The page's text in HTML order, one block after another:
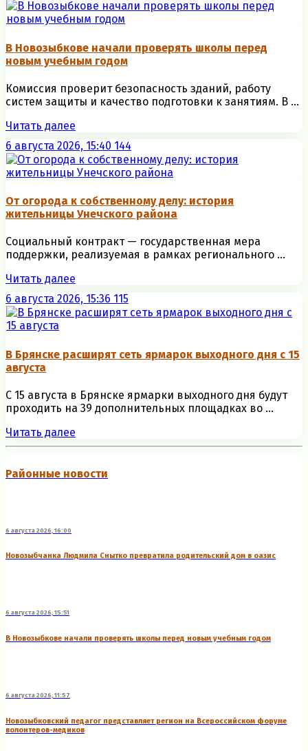
В Новозыбкове начали проверять школы перед
новым учебным годом
Комиссия проверит безопасность зданий, работу
систем защиты и качество подготовки к занятиям. В ...
Читать далее
6 августа 2026, 15:40 144
От огорода к собственному делу: история
жительницы Унечского района
Социальный контракт — государственная мера
поддержки, реализуемая в рамках регионального ...
Читать далее
6 августа 2026, 15:36 115
В Брянске расширят сеть ярмарок выходного дня с 15
августа
С 15 августа в Брянске ярмарки выходного дня будут
проходить на 39 дополнительных площадках во ...
Читать далее
Районные новости
6 августа 2026, 16:00
Новозыбчанка Людмила Снытко превратила родительский дом в оазис
6 августа 2026, 15:51
В Новозыбкове начали проверять школы перед новым учебным годом
6 августа 2026, 11:57
Новозыбковский педагог представляет регион на Всероссийском форуме
волонтеров-медиков